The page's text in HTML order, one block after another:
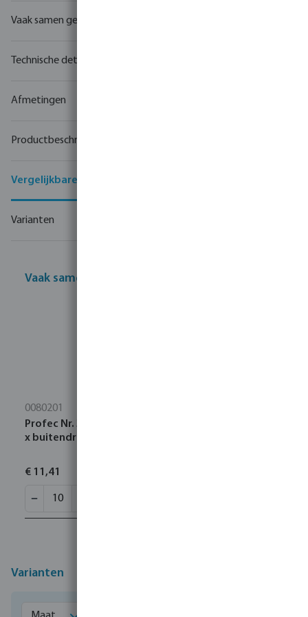
Vaak samen gekocht
Technische details
Afmetingen
Productbeschrijving
Vergelijkbare producten
Varianten
Vaak samen gekocht
0080201
Profec Nr. 341 Koppeling RVS 316 1/4" binnendraad
x buitendraad 16bar type conisch
€ 11,41
Varianten